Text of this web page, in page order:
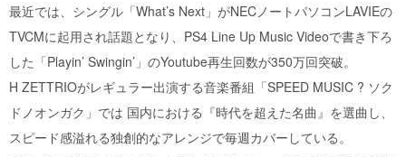
最近では、シングル「What’s Next」がNECノートパソコンLAVIEの
TVCMに起用され話題となり、PS4 Line Up Music Videoで書き下ろ
した「Playin’ Swingin’」のYoutube再生回数が350万回突破。
H ZETTRIOがレギュラー出演する音楽番組「SPEED MUSIC ? ソク
ドノオンガク」では 国内における『時代を超えた名曲』を選曲し、
スピード感溢れる独創的なアレンジで毎週カバーしている。